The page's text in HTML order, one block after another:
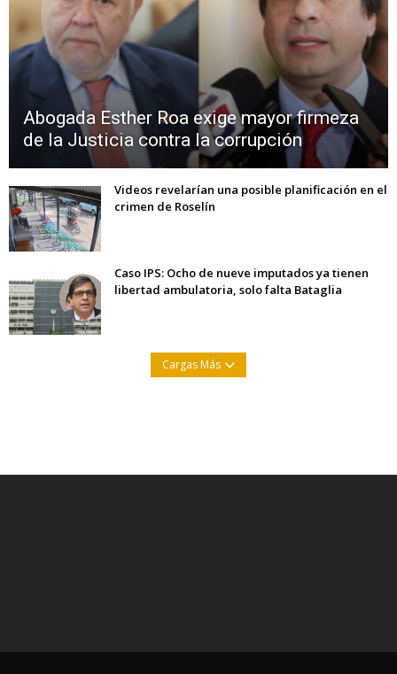
Abogada Esther Roa exige mayor firmeza
de la Justicia contra la corrupción
Videos revelarían una posible planificación en el
crimen de Roselín
Caso IPS: Ocho de nueve imputados ya tienen
libertad ambulatoria, solo falta Bataglia
Cargas Más